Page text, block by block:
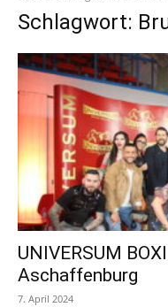
Schlagwort:
UNIVERSUM
Aschaffenburg
7. April 2024